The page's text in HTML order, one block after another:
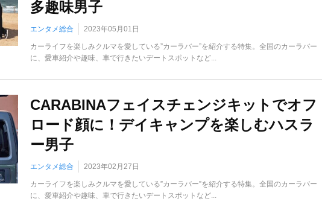
多趣味男子
エンタメ総合 2023年05月01日
カーライフを楽しみクルマを愛している”カーラバー”を紹介する特集。全国のカーラバー
に、愛車紹介や趣味、車で行きたいデートスポットなど...
CARABINAフェイスチェンジキットでオフ
ロード顔に！デイキャンプを楽しむハスラ
ー男子
エンタメ総合 2023年02月27日
カーライフを楽しみクルマを愛している”カーラバー”を紹介する特集。全国のカーラバー
に、愛車紹介や趣味、車で行きたいデートスポットなど...